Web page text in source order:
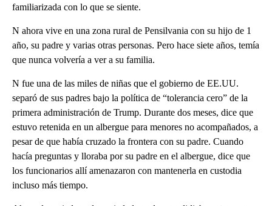
familiarizada con lo que se siente.
N ahora vive en una zona rural de Pensilvania con su hijo de 1
año, su padre y varias otras personas. Pero hace siete años, temía
que nunca volvería a ver a su familia.
N fue una de las miles de niñas que el gobierno de EE.UU.
separó de sus padres bajo la política de “tolerancia cero” de la
primera administración de Trump. Durante dos meses, dice que
estuvo retenida en un albergue para menores no acompañados, a
pesar de que había cruzado la frontera con su padre. Cuando
hacía preguntas y lloraba por su padre en el albergue, dice que
los funcionarios allí amenazaron con mantenerla en custodia
incluso más tiempo.